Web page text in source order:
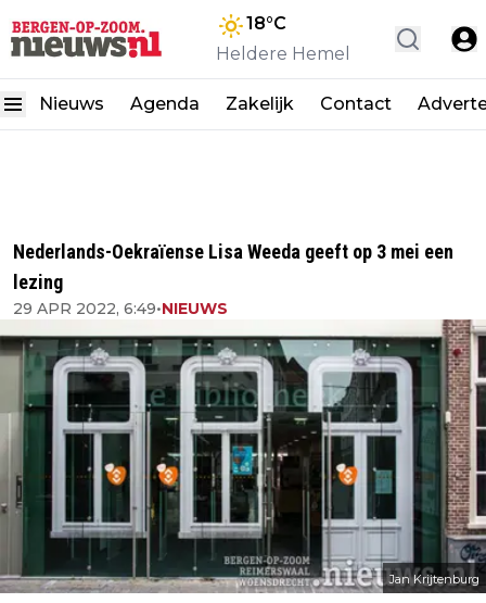
18°C
Heldere Hemel
Nieuws Agenda Zakelijk Contact
Nederlands-Oekraïense Lisa Weeda geeft op 3 mei een
lezing
29 APR 2022, 6:49•NIEUWS
Jan Krijtenburg